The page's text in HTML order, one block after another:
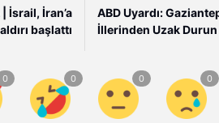
İsrail, İran’a
başlattı
ABD Uyardı:
İllerinden Uzak Durun